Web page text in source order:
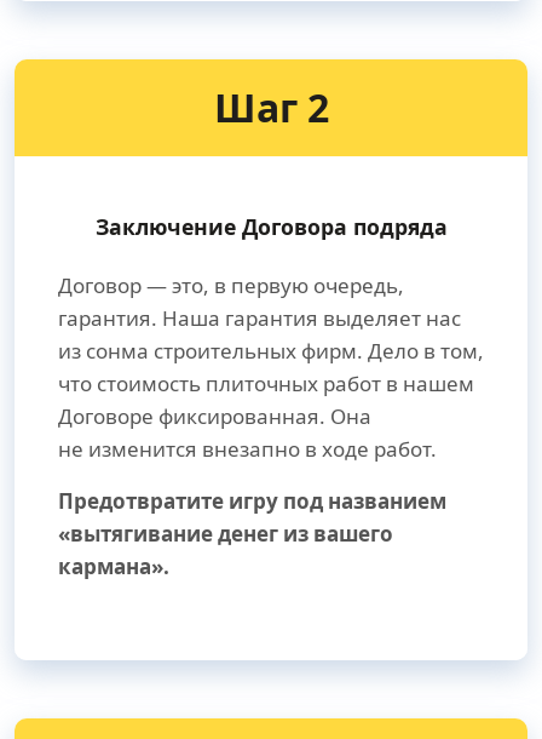
Шаг 2
Заключение Договора подряда
Договор — это, в первую очередь,
гарантия. Наша гарантия выделяет нас
из сонма строительных фирм. Дело в том,
что стоимость плиточных работ в нашем
Договоре фиксированная. Она
не изменится внезапно в ходе работ.
Предотвратите игру под названием
«вытягивание денег из вашего
кармана».